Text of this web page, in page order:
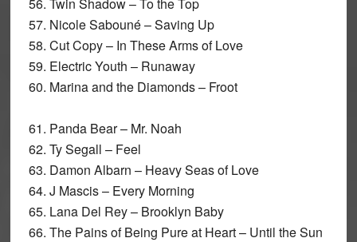
57. Nicole Sabouné – Saving Up
58. Cut Copy – In These Arms of Love
59. Electric Youth – Runaway
60. Marina and the Diamonds – Froot
61. Panda Bear – Mr. Noah
62. Ty Segall – Feel
63. Damon Albarn – Heavy Seas of Love
64. J Mascis – Every Morning
65. Lana Del Rey – Brooklyn Baby
66. The Pains of Being Pure at Heart – Until the Sun